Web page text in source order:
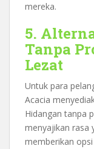
mereka.
5.
Tanpa
Lezat
Untuk para
Acacia
Hidangan tanpa
menyajikan rasa
memberikan